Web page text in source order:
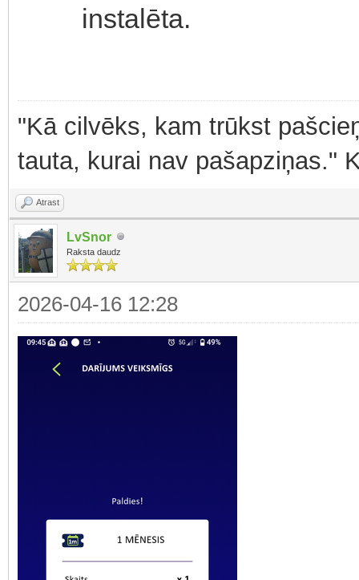
instalēta.
"Kā cilvēks, kam trūkst
tauta, kurai nav pašapziņas."
Atrast
LvSnor
Raksta daudz
2026-04-16 12:28